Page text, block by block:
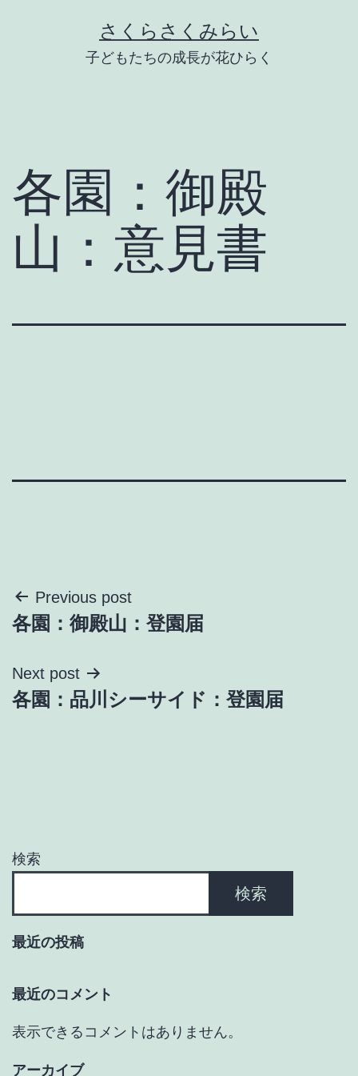
さくらさくみらい
子どもたちの成長が花ひらく
各園：御殿
山：意見書
投
稿
ナ
ビ
ョ
Previous post
各園：御殿山：登園届
Next post
各園：品川シーサイド：登園届
検索
検索
最近の投稿
最近のコメント
表示できるコメントはありません。
アーカイブ